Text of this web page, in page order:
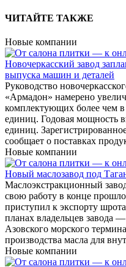
ЧИТАЙТЕ ТАКЖЕ
Новые компании
Новочеркасский завод
выпуска машин и деталей
Руководство
«Армадон» намерено
комплектующих более чем в
единиц. Годовая мощность
единиц.
сообщает о поставках
Новые компании
Новый маслозавод под
Маслоэкстракционный
свою работу в конце
приступил к экспорту
планах владельцев завода
Азовского морского
производства масла для
Новые компании